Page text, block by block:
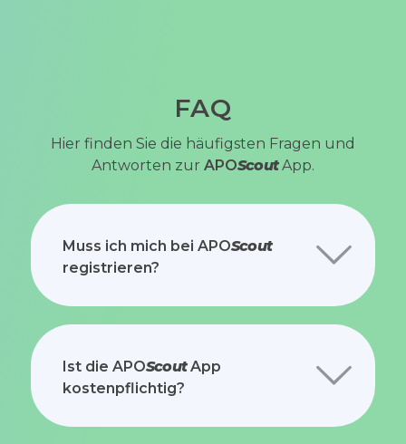
FAQ
Hier finden Sie die häufigsten Fragen und
Antworten zur APOScoutApp.
Muss ich mich bei APOScout
registrieren?
Ist die APOScoutApp
kostenpflichtig?